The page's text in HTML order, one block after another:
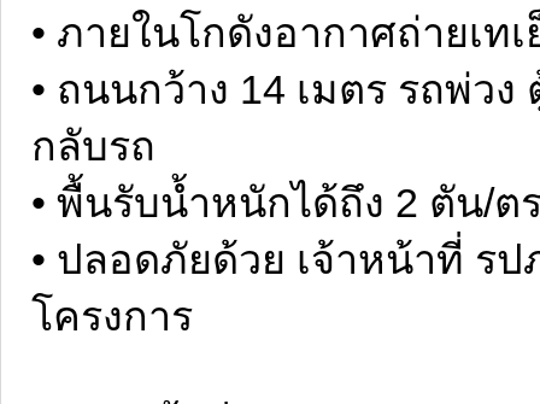
• ภายในโกดังอากาศถ่ายเท
• ถนนกว้าง 14 เมตร รถพ่ว
กลับรถ
• พื้นรับน้ำหนักได้ถึง 2 ตัน/ต
• ปลอดภัยด้วย เจ้าหน้าที่ ร
โครงการ